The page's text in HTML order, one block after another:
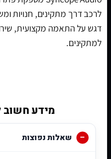
לרכב דרך מתקינים, חנויות
דגש על התאמה מקצועית,
למתקינים.
מידע חשוב
שאלות נפוצות